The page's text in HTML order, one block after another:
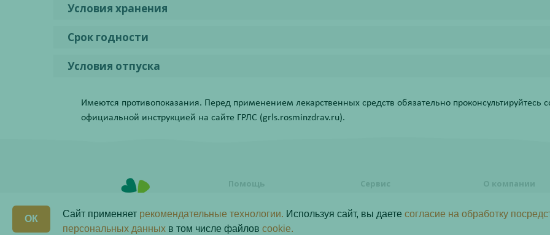
Условия хранения
Срок годности
Условия отпуска
Имеются противопоказания. Перед применением лекарственных средств обязательно проконсультируйтесь
официальной инструкцией на сайте ГРЛС (grls.rosminzdrav.ru).
Помощь
заказа
Как сделать заказ
Сервис
Акции
О компании
Контакты
Сайт применяет рекомендательные технологии. Используя сайт, вы даете согласие на обработку
персональных данных в том числе файлов cookie.
ОК